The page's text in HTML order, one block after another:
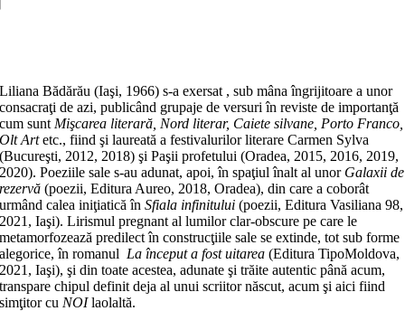
Liliana Bădărău (Iaşi, 1966) s-a exersat , sub mâna îngrijitoare a unor
consacraţi de azi, publicând grupaje de versuri în reviste de importanţă
cum sunt Mişcarea literară, Nord literar, Caiete silvane, Porto Franco,
Olt Artetc., fiind şi laureată a festivalurilor literare Carmen Sylva
(Bucureşti, 2012, 2018) şi Paşii profetului (Oradea, 2015, 2016, 2019,
2020). Poeziile sale s-au adunat, apoi, în spaţiul înalt al unor Galaxii de
rezervă (poezii, Editura Aureo, 2018, Oradea), din care a coborât
urmând calea iniţiatică înSfiala infinitului (poezii, Editura Vasiliana 98,
2021, Iaşi). Lirismul pregnant al lumilor clar-obscure pe care le
metamorfozează predilect în construcţiile sale se extinde, tot sub forme
alegorice, în romanul La început a fost uitarea(Editura TipoMoldova,
2021, Iaşi), şi din toate acestea, adunate şi trăite autentic până acum,
transpare chipul definit deja al unui scriitor născut, acum şi aici fiind
simţitor cu NOIlaolaltă.